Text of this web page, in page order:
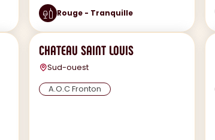
Rouge - Tranquille
CHATEAU SAINT LOUIS
Sud-ouest
A.O.C Fronton